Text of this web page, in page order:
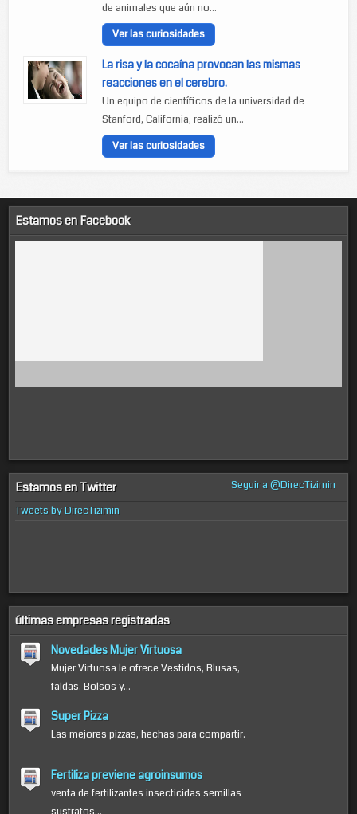
de animales que aún no...
Ver las curiosidades
La risa y la cocaína provocan las mismas
reacciones en el cerebro.
Un equipo de científicos de la universidad de
Stanford, California, realizó un...
Ver las curiosidades
Estamos en Facebook
Estamos en Twitter
Seguir a @DirecTizimin
Tweets by DirecTizimin
últimas empresas registradas
Novedades Mujer Virtuosa
Mujer Virtuosa le ofrece Vestidos, Blusas,
faldas, Bolsos y...
Super Pizza
Las mejores pizzas, hechas para compartir.
Fertiliza previene agroinsumos
venta de fertilizantes insecticidas semillas